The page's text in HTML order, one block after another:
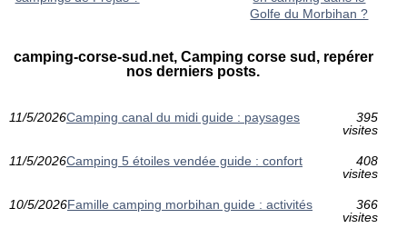
Golfe du Morbihan ?
camping-corse-sud.net, Camping corse sud, repérer
nos derniers posts.
11/5/2026Camping canal du midi guide : paysages
395
visites
11/5/2026Camping 5 étoiles vendée guide : confort
408
visites
10/5/2026Famille camping morbihan guide : activités
366
visites